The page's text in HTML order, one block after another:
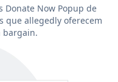
Now Popup de
que allegedly oferecem
bargain.